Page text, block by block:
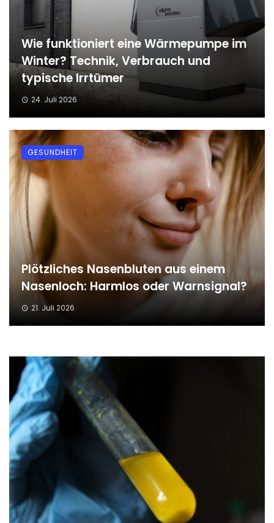
Wie funktioniert eine Wärmepumpe im
Winter? Technik, Verbrauch und
typische Irrtümer
24. Juli 2026
Plötzliches Nasenbluten aus einem
Nasenloch: Harmlos oder Warnsignal?
21. Juli 2026
GESUNDHEIT